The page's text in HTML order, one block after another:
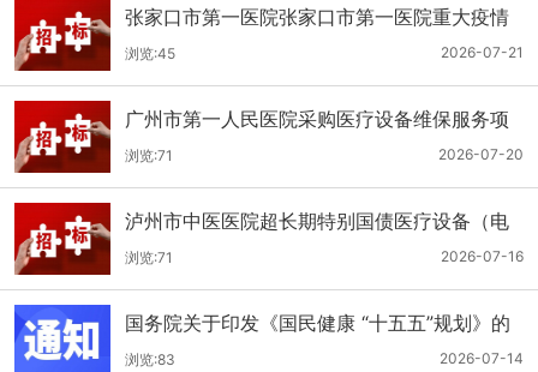
张家口市第一医院张家口市第一医院重大疫情
救治基地手术室及重症监护室医疗设备采购项
目更正公告
2026-07-21
浏览:45
广州市第一人民医院采购医疗设备维保服务项
目（2026年第1批）(二次)（项目编号：GZSY-
2026FW-06）采购更正公告
2026-07-20
浏览:71
泸州市中医医院超长期特别国债医疗设备（电
子胃肠镜系统）采购更正公告（第二次）2026-07-16
浏览:71
国务院关于印发《国民健康 “十五五”规划》的
通知
2026-07-14
浏览:83